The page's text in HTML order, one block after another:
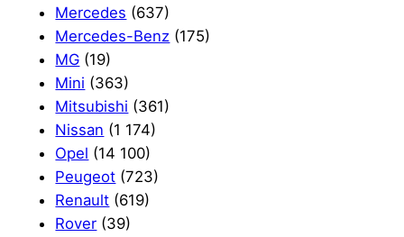
Mercedes (637)
Mercedes-Benz (175)
MG (19)
Mini (363)
Mitsubishi (361)
Nissan (1 174)
Opel (14 100)
Peugeot (723)
Renault (619)
Rover (39)